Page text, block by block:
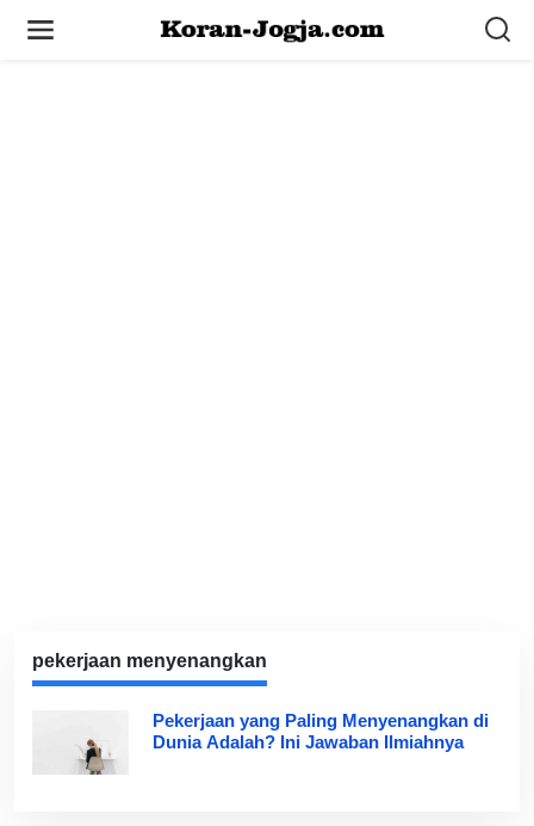
pekerjaan menyenangkan
Pekerjaan yang Paling Menyenangkan di
Dunia Adalah? Ini Jawaban Ilmiahnya